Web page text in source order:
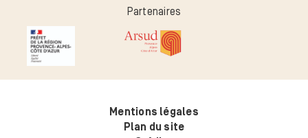
Partenaires
Mentions légales
Plan du site